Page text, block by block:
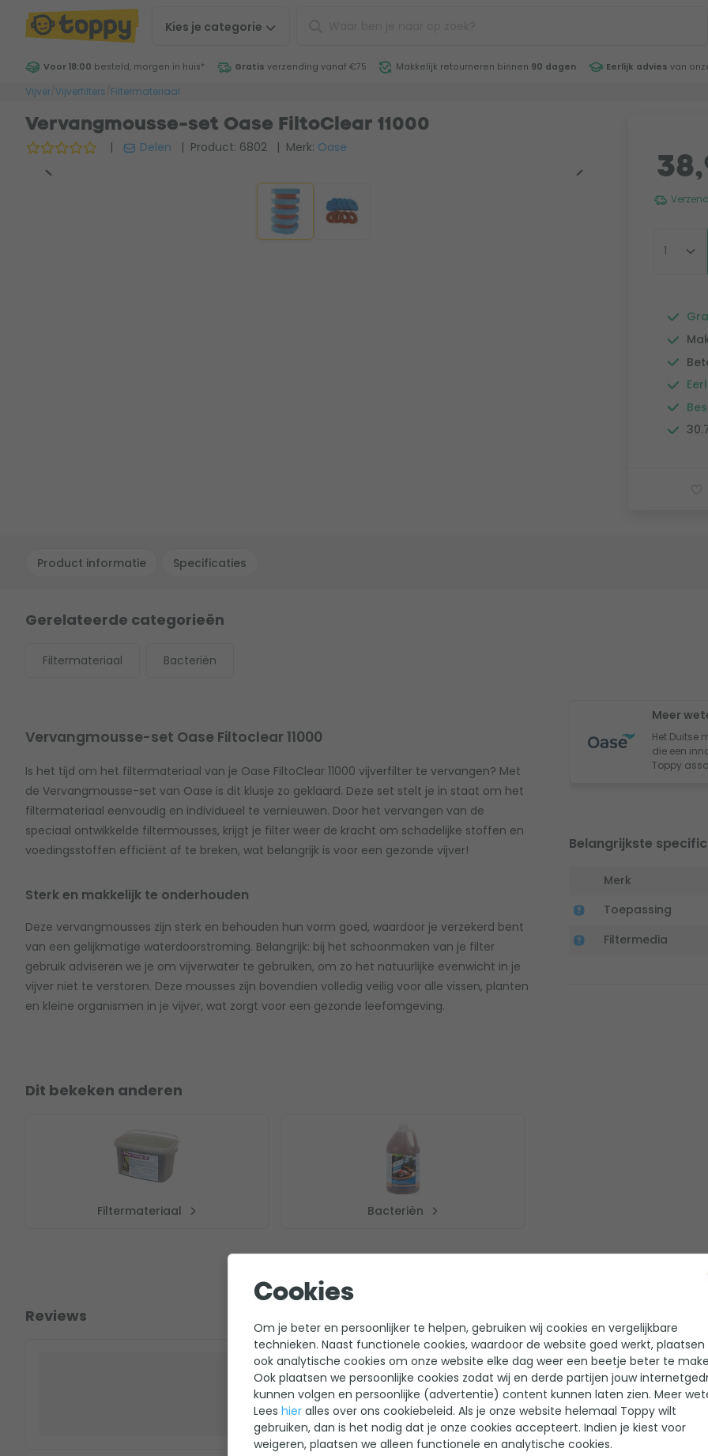
Kies je categorie
Voor 18:00 besteld, morgen in huis* Gratis verzending vanaf €75 Makkelijk retourneren binnen 90 dagen Eerlijk advies van
Vijver Vijverfilters Filtermateriaal
Vervangmousse-set Oase FiltoClear 11000
| Delen | Product: 6802 | Merk: Oase
Product informatie Specificaties
Gerelateerde categorieën
Filtermateriaal Bacteriën
Vervangmousse-set Oase Filtoclear 11000
Is het tijd om het filtermateriaal van je Oase FiltoClear 11000 vijverfilter te vervangen? Met
de Vervangmousse-set van Oase is dit klusje zo geklaard. Deze set stelt je in staat om het
filtermateriaal eenvoudig en individueel te vernieuwen. Door het vervangen van de
speciaal ontwikkelde filtermousses, krijgt je filter weer de kracht om schadelijke stoffen en
voedingsstoffen efficiënt af te breken, wat belangrijk is voor een gezonde vijver!
Sterk en makkelijk te onderhouden
Deze vervangmousses zijn sterk en behouden hun vorm goed, waardoor je verzekerd bent
van een gelijkmatige waterdoorstroming. Belangrijk: bij het schoonmaken van je filter
gebruik adviseren we je om vijverwater te gebruiken, om zo het natuurlijke evenwicht in je
vijver niet te verstoren. Deze mousses zijn bovendien volledig veilig voor alle vissen, planten
en kleine organismen in je vijver, wat zorgt voor een gezonde leefomgeving.
Meer
Het Duitse
die een
Toppy
Belangrijkste
Merk
Toepassing
Filtermedia
Dit bekeken anderen
Filtermateriaal Bacteriën
Reviews
Helaas!
Er zijn nog geen reviews geschreven voor dit product
Cookies
Om je beter en persoonlijker te helpen, gebruiken wij cookies en vergelijkbare
technieken. Naast functionele cookies, waardoor de website goed werkt, plaatsen
ook analytische cookies om onze website elke dag weer een beetje beter te
Ook plaatsen we persoonlijke cookies zodat wij en derde partijen jouw
kunnen volgen en persoonlijke (advertentie) content kunnen laten zien. Meer
Lees hier alles over ons cookiebeleid. Als je onze website helemaal Toppy wilt
gebruiken, dan is het nodig dat je onze cookies accepteert. Indien je kiest voor
weigeren, plaatsen we alleen functionele en analytische cookies.